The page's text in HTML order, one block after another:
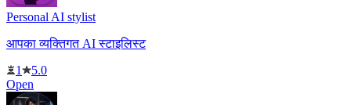
Personal AI stylist
आपका व्यक्तिगत AI स्टाइलिस्ट
1
5.0
Open